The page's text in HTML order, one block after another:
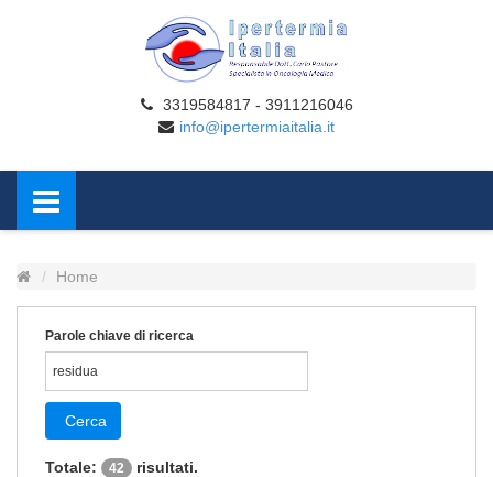
3319584817 - 3911216046
info@ipertermiaitalia.it
Home
Parole chiave di ricerca
Cerca
Totale: 42 risultati.